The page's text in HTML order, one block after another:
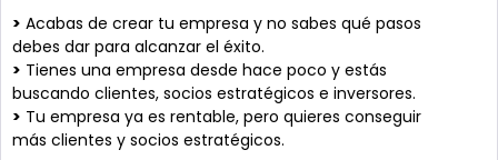
> Acabas de crear tu empresa y no sabes qué pasos
debes dar para alcanzar el éxito.
> Tienes una empresa desde hace poco y estás
buscando clientes, socios estratégicos e inversores.
> Tu empresa ya es rentable, pero quieres conseguir
más clientes y socios estratégicos.